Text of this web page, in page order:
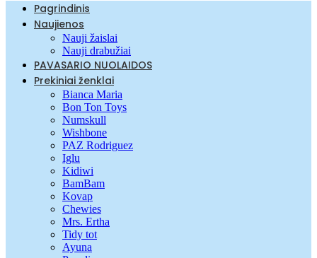
Pagrindinis
Naujienos
Nauji žaislai
Nauji drabužiai
PAVASARIO NUOLAIDOS
Prekiniai ženklai
Bianca Maria
Bon Ton Toys
Numskull
Wishbone
PAZ Rodriguez
Iglu
Kidiwi
BamBam
Kovap
Chewies
Mrs. Ertha
Tidy tot
Ayuna